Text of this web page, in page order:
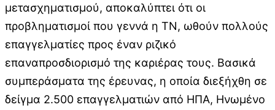
μετασχηματισμού, αποκαλύπτει ότι οι
προβληματισμοί που γεννά η ΤΝ, ωθούν πολλούς
επαγγελματίες προς έναν ριζικό
επαναπροσδιορισμό της καριέρας τους. Βασικά
συμπεράσματα της έρευνας, η οποία διεξήχθη σε
δείγμα 2.500 επαγγελματιών από ΗΠΑ, Ηνωμένο